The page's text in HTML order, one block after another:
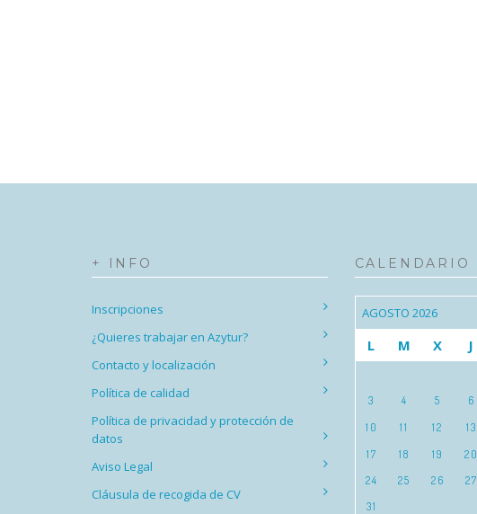
+ INFO
Inscripciones
¿Quieres trabajar en Azytur?
Contacto y localización
Política de calidad
Política de privacidad y protección de
datos
Aviso Legal
Cláusula de recogida de CV
CALENDARIO
AGOSTO 2026
L M X J
3
4 5 6
10
11 12 13
17
18 19 20
24
25 26 27
31